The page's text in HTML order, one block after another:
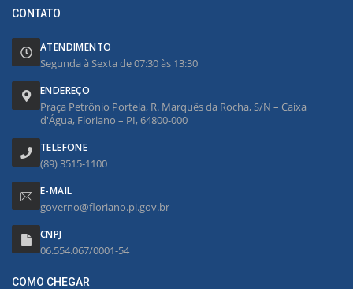
CONTATO
ATENDIMENTO
Segunda à Sexta de 07:30 às 13:30
ENDEREÇO
Praça Petrônio Portela, R. Marquês da Rocha, S/N – Caixa
d'Água, Floriano – PI, 64800-000
TELEFONE
(89) 3515-1100
E-MAIL
governo@floriano.pi.gov.br
CNPJ
06.554.067/0001-54
COMO CHEGAR